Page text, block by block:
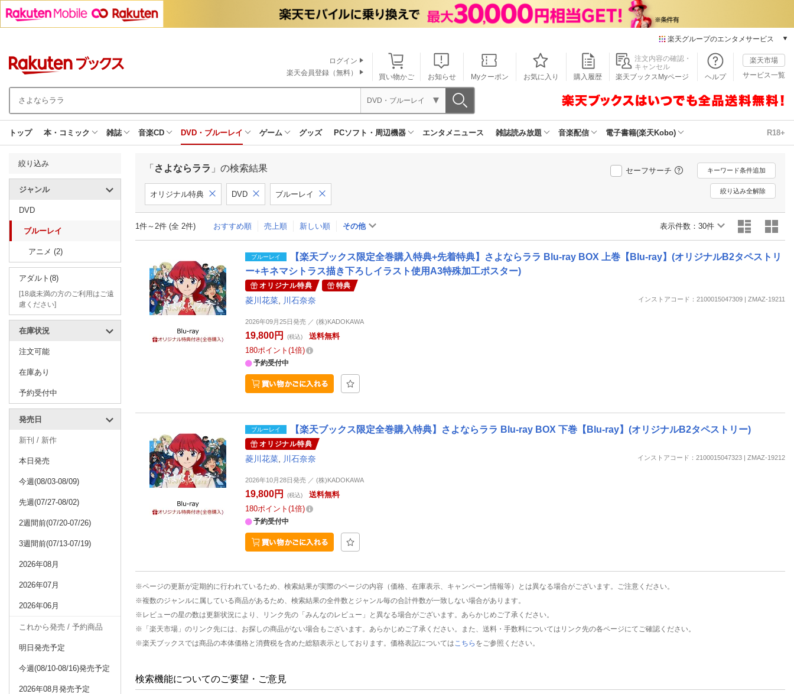
楽天グループのエンタメサービス
本/ゲーム/CD/DVD
楽天ブックス
楽天Kobo
動画配信
楽天TV
動画配信ガイド
無料テレビ
チケット
買い物かご お知らせ Myクーポン お気に入り 購入履歴
注文内容の確認・
キャンセル
楽天ブックスMyページ
ヘルプ
楽天市場
サービス一覧
ログイン
楽天会員登録（無料）
DVD・ブルーレイ
トップ 本・コミック 雑誌 音楽CD DVD・ブルーレイ ゲーム グッズ PCソフト・周辺機器 エンタメニュース 雑誌読み放題 音楽配信 電子書籍(楽天Kobo) R18+
絞り込み
ジャンル
DVD
ブルーレイ
アニメ (2)
アダルト(8)
[18歳未満の方のご利用はご遠
慮ください]
在庫状況
注文可能
在庫あり
予約受付中
発売日
新刊 / 新作
本日発売
今週(08/03-08/09)
先週(07/27-08/02)
2週間前(07/20-07/26)
3週間前(07/13-07/19)
2026年08月
2026年07月
2026年06月
これから発売 / 予約商品
明日発売予定
今週(08/10-08/16)発売予定
2026年08月発売予定
「 さよならララ 」の検索結果 セーフサーチ キーワード条件追加
オリジナル特典 DVD ブルーレイ 絞り込み全解除
1件～2件 (全 2件) おすすめ順 売上順 新しい順 その他 表示件数： 30件
ブルーレイ
【楽天ブックス限定全巻購入特典+先着特典】さよならララ Blu-ray BOX 上巻【Blu-ray】(オリジナルB2タペストリ
ー+キネマシトラス描き下ろしイラスト使用A3特殊加工ポスター)
オリジナル特典 特典
菱川花菜 川石奈奈 インストアコード：2100015047309 | ZMAZ-19211
2026年09月25日発売 ／ (株)KADOKAWA
19,800円 (税込)
送料無料
180ポイント 1倍
予約受付中
ブルーレイ 【楽天ブックス限定全巻購入特典】さよならララ Blu-ray BOX 下巻【Blu-ray】(オリジナルB2タペストリー)
オリジナル特典
菱川花菜 川石奈奈 インストアコード：2100015047323 | ZMAZ-19212
2026年10月28日発売 ／ (株)KADOKAWA
19,800円 (税込)
送料無料
180ポイント 1倍
予約受付中
※ページの更新が定期的に行われているため、検索結果が実際のページの内容（価格、在庫表示、キャンペーン情報等）とは異なる場合がございます。ご注意ください。
※複数のジャンルに属している商品があるため、検索結果の全件数とジャンル毎の合計件数が一致しない場合があります。
※レビューの星の数は更新状況により、リンク先の「みんなのレビュー」と異なる場合がございます。あらかじめご了承ください。
※「楽天市場」のリンク先には、お探しの商品がない場合もございます。あらかじめご了承ください。また、送料・手数料についてはリンク先の各ページにてご確認ください。
※楽天ブックスでは商品の本体価格と消費税を含めた総額表示としております。価格表記については こちら をご参照ください。
検索機能についてのご要望・ご意見